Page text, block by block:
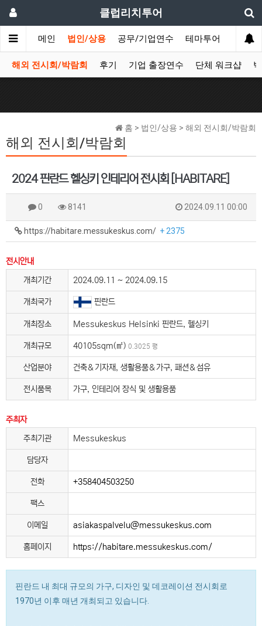
클럽리치투어
메인 법인/상용 공무/기업연수 테마투어 데이투
해외 전시회/박람회 후기 기업 출장연수 단체 워크샵
홈 > 법인/상용 > 해외 전시회/박람회
해외 전시회/박람회
2024 핀란드 헬싱키 인테리어 전시회 [HABITARE]
0 8141 2024.09.11 00:00
https://habitare.messukeskus.com/ + 2375
전시안내
개최기간
2024.09.11 ~ 2024.09.15
개최국가 핀란드
개최장소 Messukeskus Helsinki 핀란드, 헬싱키
개최규모 40105sqm(㎡) 0.3025 평
산업분야 건축＆기자재, 생활용품＆가구, 패션＆섬유
전시품목 가구, 인테리어 장식 및 생활용품
주최자
주최기관
Messukeskus
담당자
전화 +358404503250
팩스
이메일 asiakaspalvelu@messukeskus.com
홈페이지 https://habitare.messukeskus.com/
핀란드 내 최대 규모의 가구, 디자인 및 데코레이션 전시회로
1970년 이후 매년 개최되고 있습니다.